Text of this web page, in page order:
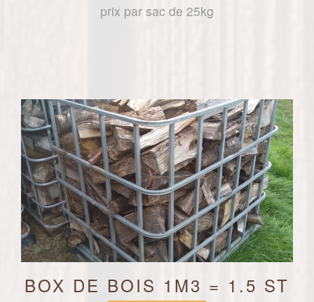
prix par sac de 25kg
BOX DE BOIS 1M3 = 1.5 ST